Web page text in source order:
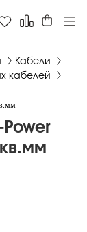
Кабели
кабелей